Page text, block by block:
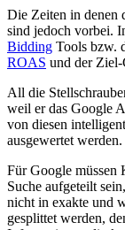
Die Zeiten in denen
sind jedoch vorbei.
Bidding Tools bzw.
ROAS und der Ziel-
All die
weil er das Google
von diesen
ausgewertet werden.
Für Google müssen
Suche aufgeteilt
nicht in exakte und
gesplittet werden,